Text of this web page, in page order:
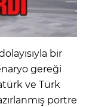
bir
gereği
ve Türk
portre